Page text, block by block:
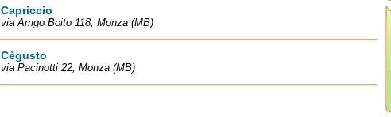
Capriccio
via Arrigo Boito 118, Monza (MB)
Cègusto
via Pacinotti 22, Monza (MB)